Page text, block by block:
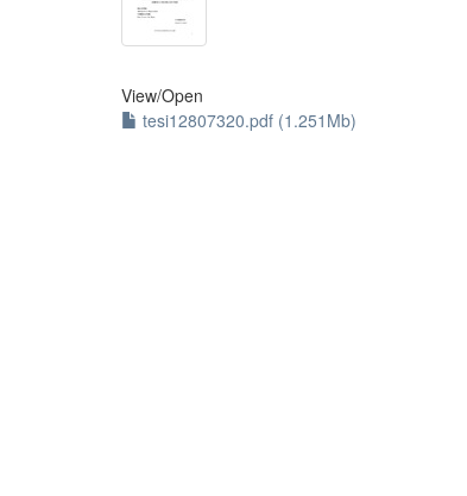
View/Open
tesi12807320.pdf (1.251Mb)